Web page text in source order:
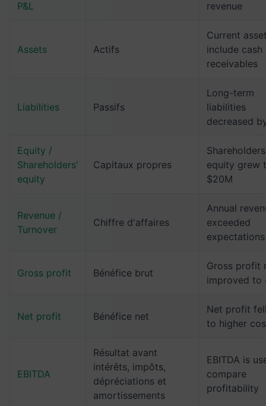
P&L revenue
Assets Actifs
Current
include cash
receivables
Liabilities Passifs
Long-term
liabilities
decreased
Equity /
Shareholders'
equity
Capitaux propres
equity grew
$20M
Revenue /
Turnover
Chiffre d'affaires
Annual
exceeded
expectations
Gross profit Bénéfice brut
Gross profit
improved to
Net profit Bénéfice net
Net profit
to higher
EBITDA
Résultat avant
intérêts, impôts,
dépréciations et
amortissements
EBITDA is
compare
profitability